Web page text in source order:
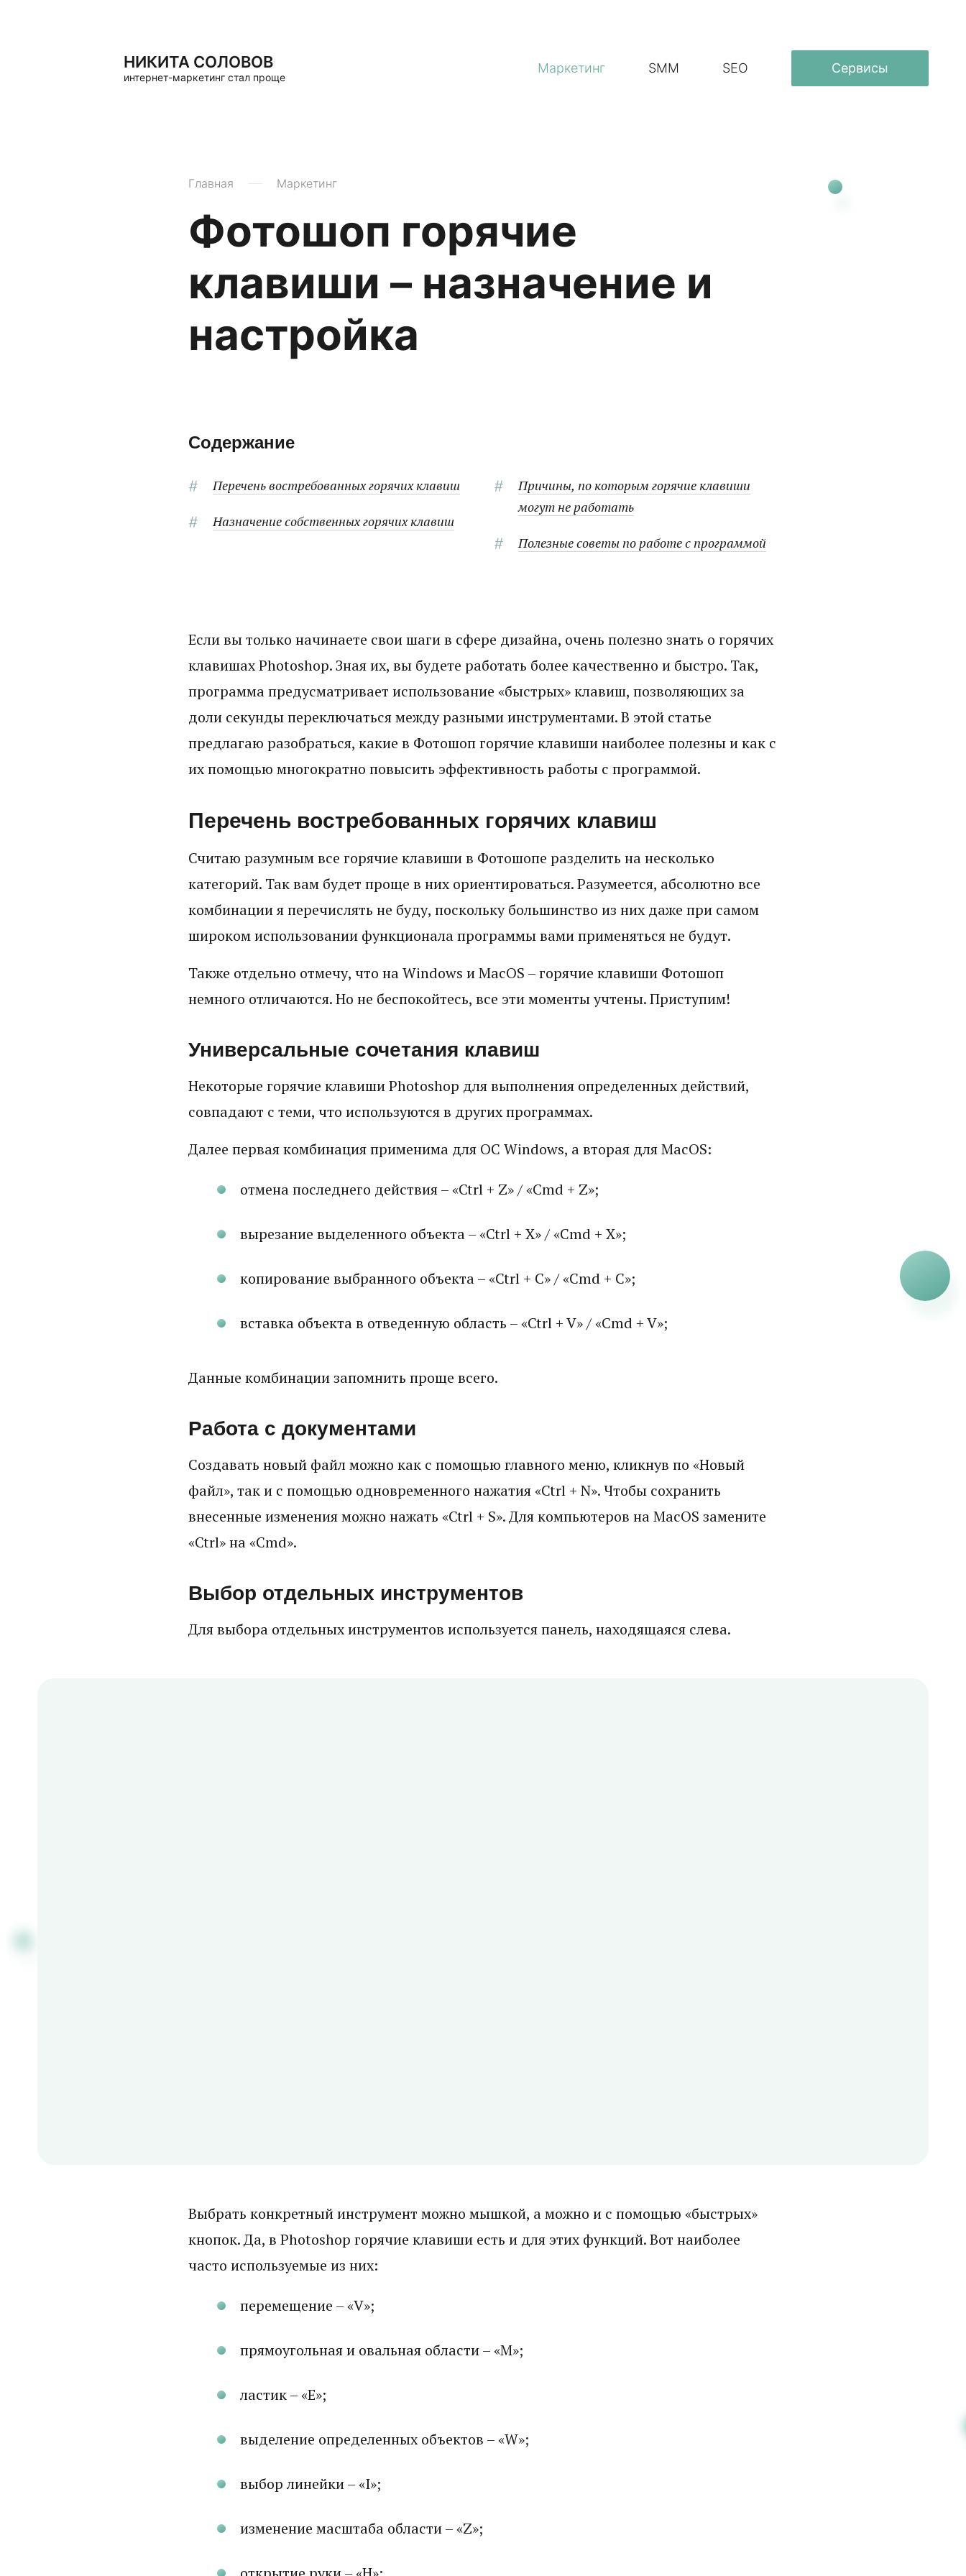
НИКИТА СОЛОВОВ
интернет-маркетинг стал проще
Маркетинг SMM SEO Сервисы
Главная Маркетинг
Фотошоп горячие
клавиши – назначение и
настройка
Содержание
Перечень востребованных горячих клавиш
Назначение собственных горячих клавиш
Причины, по которым горячие клавиши
могут не работать
Полезные советы по работе с программой
Если вы только начинаете свои шаги в сфере дизайна, очень полезно знать о горячих
клавишах Photoshop. Зная их, вы будете работать более качественно и быстро. Так,
программа предусматривает использование «быстрых» клавиш, позволяющих за
доли секунды переключаться между разными инструментами. В этой статье
предлагаю разобраться, какие в Фотошоп горячие клавиши наиболее полезны и как с
их помощью многократно повысить эффективность работы с программой.
Перечень востребованных горячих клавиш
Считаю разумным все горячие клавиши в Фотошопе разделить на несколько
категорий. Так вам будет проще в них ориентироваться. Разумеется, абсолютно все
комбинации я перечислять не буду, поскольку большинство из них даже при самом
широком использовании функционала программы вами применяться не будут.
Также отдельно отмечу, что на Windows и MacOS – горячие клавиши Фотошоп
немного отличаются. Но не беспокойтесь, все эти моменты учтены. Приступим!
Универсальные сочетания клавиш
Некоторые горячие клавиши Photoshop для выполнения определенных действий,
совпадают с теми, что используются в других программах.
Далее первая комбинация применима для ОС Windows, а вторая для MacOS:
отмена последнего действия – «Ctrl + Z» / «Cmd + Z»;
вырезание выделенного объекта – «Ctrl + X» / «Cmd + X»;
копирование выбранного объекта – «Ctrl + C» / «Cmd + C»;
вставка объекта в отведенную область – «Ctrl + V» / «Cmd + V»;
Данные комбинации запомнить проще всего.
Работа с документами
Создавать новый файл можно как с помощью главного меню, кликнув по «Новый
файл», так и с помощью одновременного нажатия «Ctrl + N». Чтобы сохранить
внесенные изменения можно нажать «Ctrl + S». Для компьютеров на MacOS замените
«Ctrl» на «Cmd».
Выбор отдельных инструментов
Для выбора отдельных инструментов используется панель, находящаяся слева.
Выбрать конкретный инструмент можно мышкой, а можно и с помощью «быстрых»
кнопок. Да, в Photoshop горячие клавиши есть и для этих функций. Вот наиболее
часто используемые из них:
перемещение – «V»;
прямоугольная и овальная области – «M»;
ластик – «Е»;
выделение определенных объектов – «W»;
выбор линейки – «I»;
изменение масштаба области – «Z»;